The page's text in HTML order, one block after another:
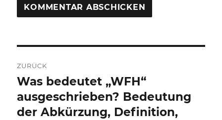
ZURÜCK
Vorheriger
Beitrag:
Was bedeutet „WFH“
ausgeschrieben? Bedeutung
der Abkürzung, Definition,